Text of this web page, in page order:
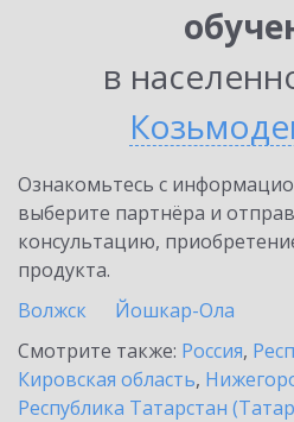
в
Ознакомьтесь с
выберите партнёра и
консультацию,
продукта.
Волжск
Йошкар-Ола
Смотрите также: Россия,
Кировская область,
Республика Татарстан